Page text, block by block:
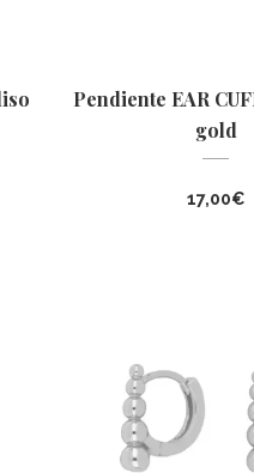
Pendiente EAR
gold
17,00€